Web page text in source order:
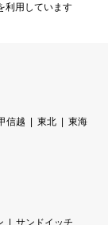
利用しています
信越 東北
東海
サンドイッチ